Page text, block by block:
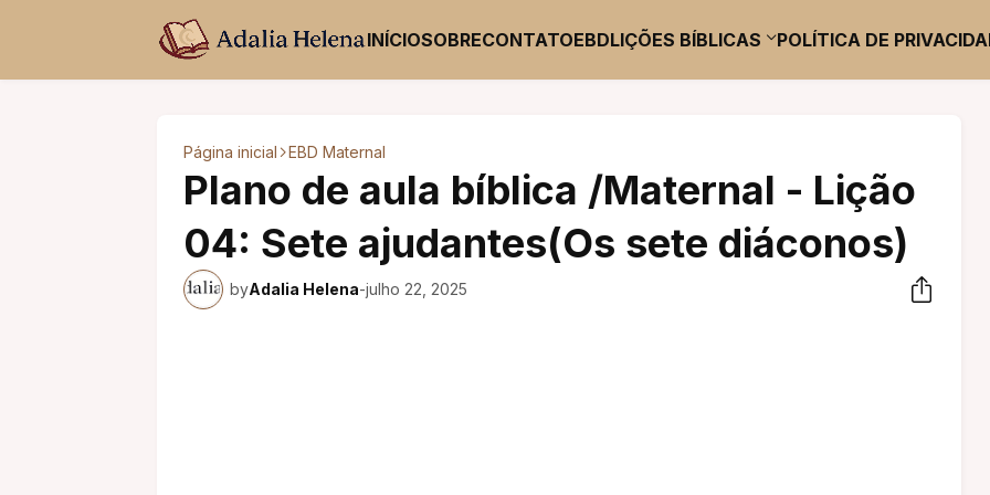
INÍCIOSOBRECONTATOEBDLIÇÕES BÍBLICAS POLÍTICA DE
Página inicial EBD Maternal
Plano de aula bíblica /Maternal - Lição
04: Sete ajudantes(Os sete diáconos)
byAdalia Helena-julho 22, 2025